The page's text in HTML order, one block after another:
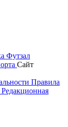
Футзал
Сайт
Правила
Редакционная